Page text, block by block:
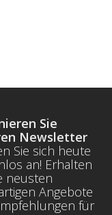
Sie
Newsletter
Sie sich heute
an! Erhalten
neusten
Angebote
für